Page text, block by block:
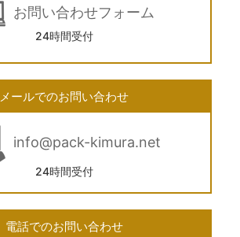
お問い合わせフォーム
24時間受付
メールでのお問い合わせ
info@pack-kimura.net
24時間受付
電話でのお問い合わせ